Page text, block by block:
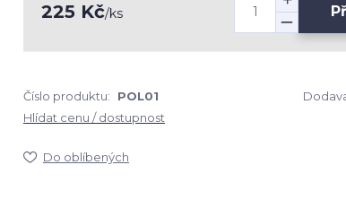
225 Kč/ks
Číslo produktu: POL01
Hlídat cenu / dostupnost
Do oblíbených